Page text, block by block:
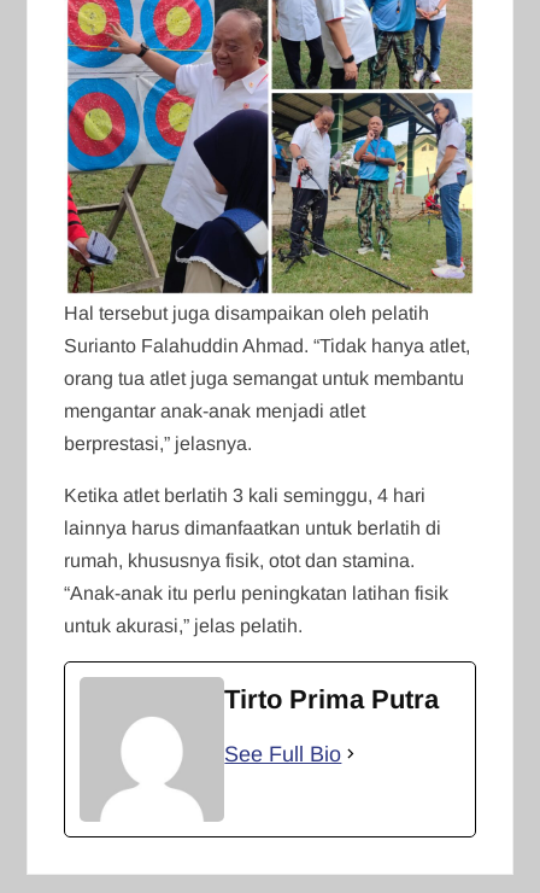
Hal tersebut juga disampaikan oleh pelatih
Surianto Falahuddin Ahmad. “Tidak hanya atlet,
orang tua atlet juga semangat untuk membantu
mengantar anak-anak menjadi atlet
berprestasi,” jelasnya.
Ketika atlet berlatih 3 kali seminggu, 4 hari
lainnya harus dimanfaatkan untuk berlatih di
rumah, khususnya fisik, otot dan stamina.
“Anak-anak itu perlu peningkatan latihan fisik
untuk akurasi,” jelas pelatih.
Tirto Prima Putra
See Full Bio